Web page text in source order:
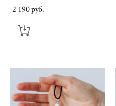
2 190 pуб.